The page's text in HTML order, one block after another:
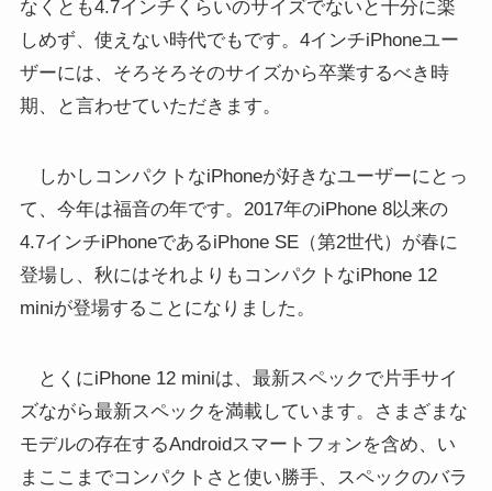
なくとも4.7インチくらいのサイズでないと十分に楽
しめず、使えない時代でもです。4インチiPhoneユー
ザーには、そろそろそのサイズから卒業するべき時
期、と言わせていただきます。
しかしコンパクトなiPhoneが好きなユーザーにとっ
て、今年は福音の年です。2017年のiPhone 8以来の
4.7インチiPhoneであるiPhone SE（第2世代）が春に
登場し、秋にはそれよりもコンパクトなiPhone 12
miniが登場することになりました。
とくにiPhone 12 miniは、最新スペックで片手サイ
ズながら最新スペックを満載しています。さまざまな
モデルの存在するAndroidスマートフォンを含め、い
まここまでコンパクトさと使い勝手、スペックのバラ